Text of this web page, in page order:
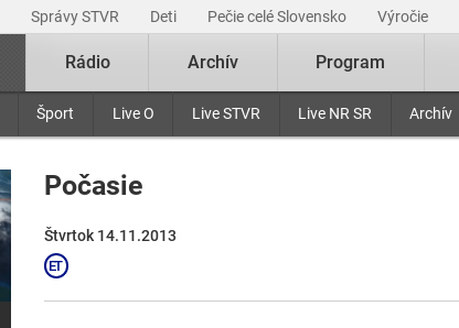
Správy STVR Deti Pečie celé Slovensko Výročie
Šport Live O Live STVR Live NR SR Archív
Rádio Archív Program
Počasie
Štvrtok 14.11.2013